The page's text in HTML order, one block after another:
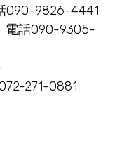
090-9826-4441
電話090-9305-
271-0881